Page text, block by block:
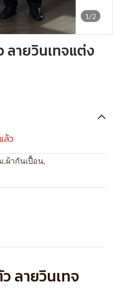
1/2
ลายวินเทจแต่ง
ล้ว
,ผ้ากันเปื้อน,
ลายวินเทจ